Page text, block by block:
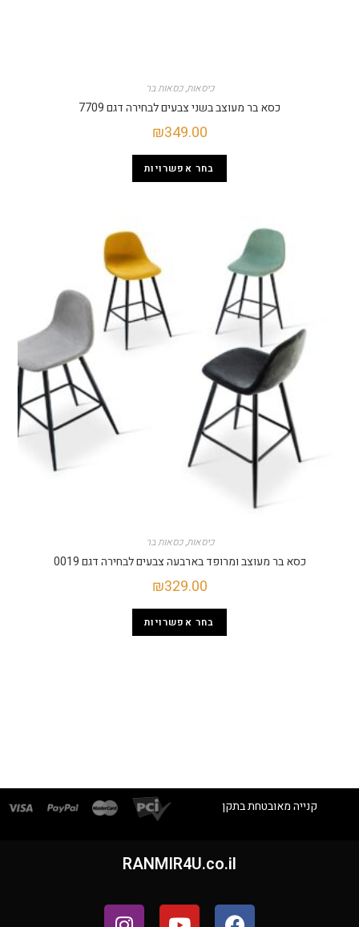
כיסאות,כסאות בר
כסא בר מעוצב בשני צבעים לבחירה דגם 7709
₪349.00
בחר אפשרויות
כיסאות,כסאות בר
כסא בר מעוצב ומרופד בארבעה צבעים לבחירה דגם 0019
₪329.00
בחר אפשרויות
קנייה מאובטחת בתקן
RANMIR4U.co.il